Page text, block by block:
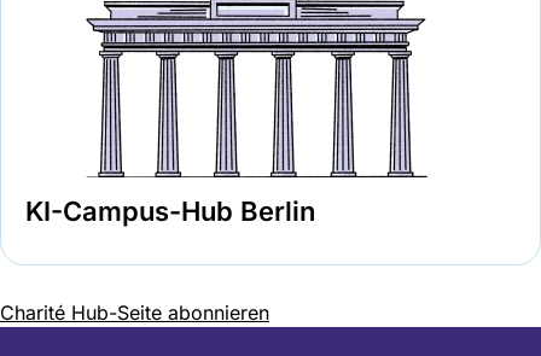
KI-Campus-Hub Berlin
Seitennummerierung
Charité Hub-Seite abonnieren